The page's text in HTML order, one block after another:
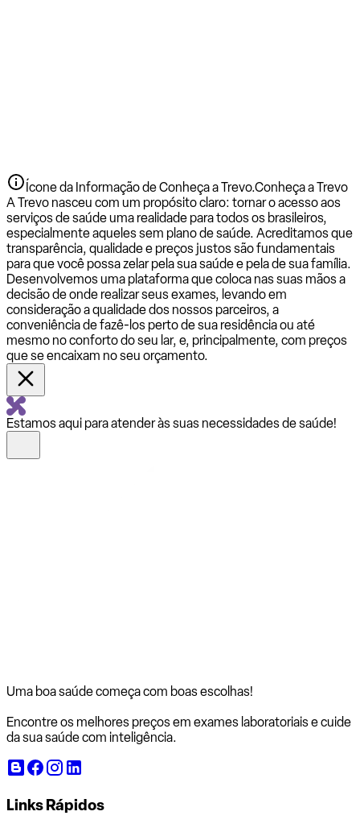
Ícone da Informação de Conheça a Trevo.Conheça a Trevo
A Trevo nasceu com um propósito claro: tornar o acesso aos
serviços de saúde uma realidade para todos os brasileiros,
especialmente aqueles sem plano de saúde. Acreditamos que
transparência, qualidade e preços justos são fundamentais
para que você possa zelar pela sua saúde e pela de sua família.
Desenvolvemos uma plataforma que coloca nas suas mãos a
decisão de onde realizar seus exames, levando em
consideração a qualidade dos nossos parceiros, a
conveniência de fazê-los perto de sua residência ou até
mesmo no conforto do seu lar, e, principalmente, com preços
que se encaixam no seu orçamento.
Estamos aqui para atender às suas necessidades de saúde!
Uma boa saúde começa com boas escolhas!
Encontre os melhores preços em exames laboratoriais e cuide
da sua saúde com inteligência.
Links Rápidos